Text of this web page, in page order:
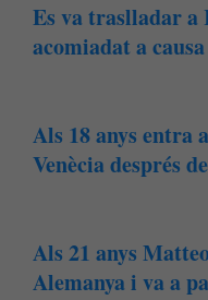
Es va traslladar a
acomiadat a
Als 18 anys entra
Venècia després
Als 21 anys
Alemanya i va a